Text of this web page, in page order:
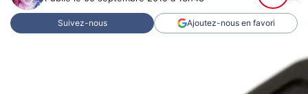
Suivez-nous Ajoutez-nous en favori